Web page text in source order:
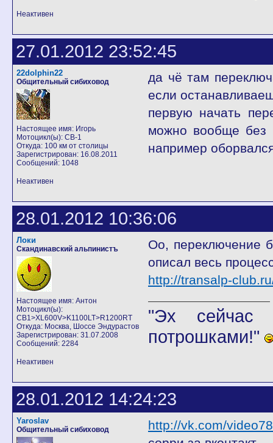
Неактивен
27.01.2012 23:52:45
22dolphin22
Общительный сибиховод
Настоящее имя: Игорь
Мотоцикл(ы): CB-1
Откуда: 100 км от столицы
Зарегистрирован: 16.08.2011
Сообщений: 1048
да чё там
если
первую начать
можно вообще без
например
Неактивен
28.01.2012 10:36:06
Локи
Скандинавский альпинистъ
Настоящее имя: Антон
Мотоцикл(ы):
CB1>XL600V>K1100LT>R1200RT
Откуда: Москва, Шоссе Эндурастов
Зарегистрирован: 31.07.2008
Сообщений: 2284
Оо, переключение
описал весь
http://transalp-
"Эх сейчас
потрошками!"
Неактивен
28.01.2012 14:24:23
Yaroslav
Общительный сибиховод
http://vk.com/